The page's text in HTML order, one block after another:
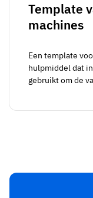
Template
machines
Een template
hulpmiddel dat
gebruikt om de